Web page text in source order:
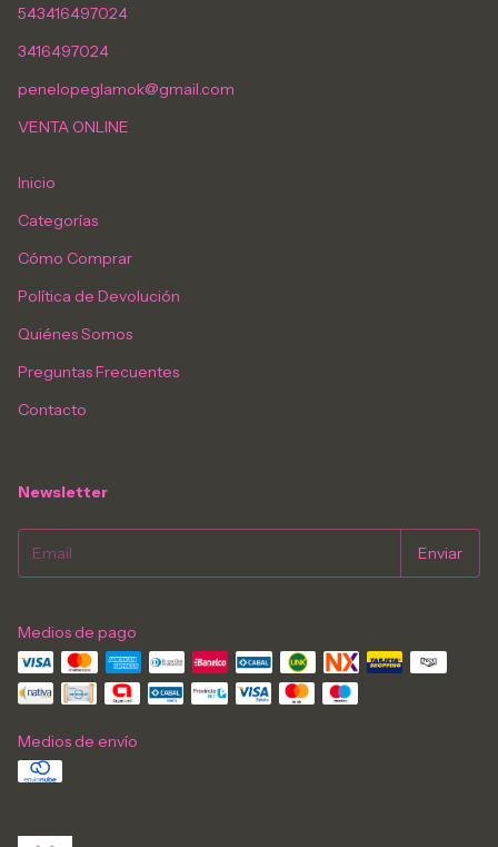
543416497024
3416497024
penelopeglamok@gmail.com
VENTA ONLINE
Inicio
Categorías
Cómo Comprar
Política de Devolución
Quiénes Somos
Preguntas Frecuentes
Contacto
Newsletter
Medios de pago
Medios de envío